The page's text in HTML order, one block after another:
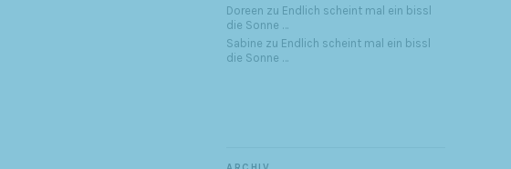
Doreen zu Endlich scheint mal ein bissl
die Sonne …
Sabine zu Endlich scheint mal ein bissl
die Sonne …